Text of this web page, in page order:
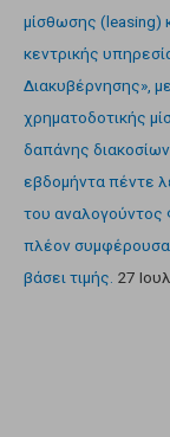
μίσθωσης (leasing)
κεντρικής
Διακυβέρνησης»,
χρηματοδοτικής
δαπάνης
εβδομήντα πέντε
του αναλογούντος
πλέον
βάσει τιμής. 27